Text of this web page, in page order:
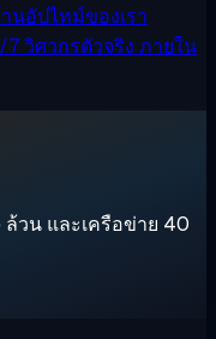
นอัปไทม์ของเรา
7วิศวกรตัวจริง ภายใน
ล้วน และเครือข่าย 40